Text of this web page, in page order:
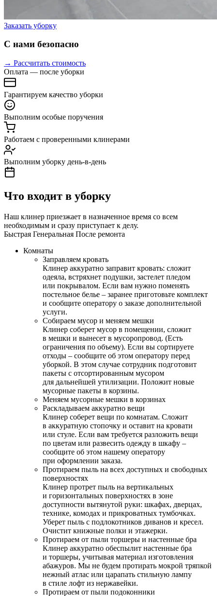
Заказать уборку
С нами безопасно
→ Рассчитать стоимость
Оплата — после уборки
Гарантируем качество уборки
Выполним особые поручения
Работаем с проверенными клинерами
Выполним уборку день-в-день
Что входит в уборку
Наш клинер приезжает в назначенное время со всем
необходимым и сразу приступает к делу.
Быстрая Генеральная После ремонта
Комнаты
Заправляем кровать
Клинер аккуратно заправит кровать: сложит
одеяла, встряхнет подушки, застелет пледом
или покрывалом. Если вам нужно поменять
постельное белье – заранее приготовьте комплект
и сообщите оператору о заказе дополнительной
услуги.
Собираем мусор и меняем мешки
Клинер соберет мусор в помещении, сложит
в мешки и вынесет в мусоропровод. (Есть
ограничения по объему). Если вы сортируете
отходы – сообщите об этом оператору перед
уборкой. В этом случае сотрудник подготовит
пакеты с отсортированным мусором
для дальнейшей утилизации. Положит новые
мусорные пакеты в корзины.
Меняем мусорные мешки в корзинах
Раскладываем аккуратно вещи
Клинер соберет вещи по комнатам. Сложит
в аккуратную стопочку и оставит на кровати
или стуле. Если вам требуется разложить вещи
по цветам или развесить одежду в шкафу –
сообщите об этом нашему оператору
при оформлении заказа.
Протираем пыль на всех доступных и свободных
поверхностях
Клинер протрет пыль на вертикальных
и горизонтальных поверхностях в зоне
доступности вытянутой руки: шкафах, дверцах,
технике, комодах и прикроватных тумбочках.
Уберет пыль с подлокотников диванов и кресел.
Очистит книжные полки и этажерки.
Протираем от пыли торшеры и настенные бра
Клинер аккуратно обеспылит настенные бра
и торшеры, учитывая материал изготовления
абажуров. Мы не будем протирать мокрой тряпкой
нежный атлас или царапать стильную лампу
в стиле лофт из нержавейки.
Протираем от пыли подоконники